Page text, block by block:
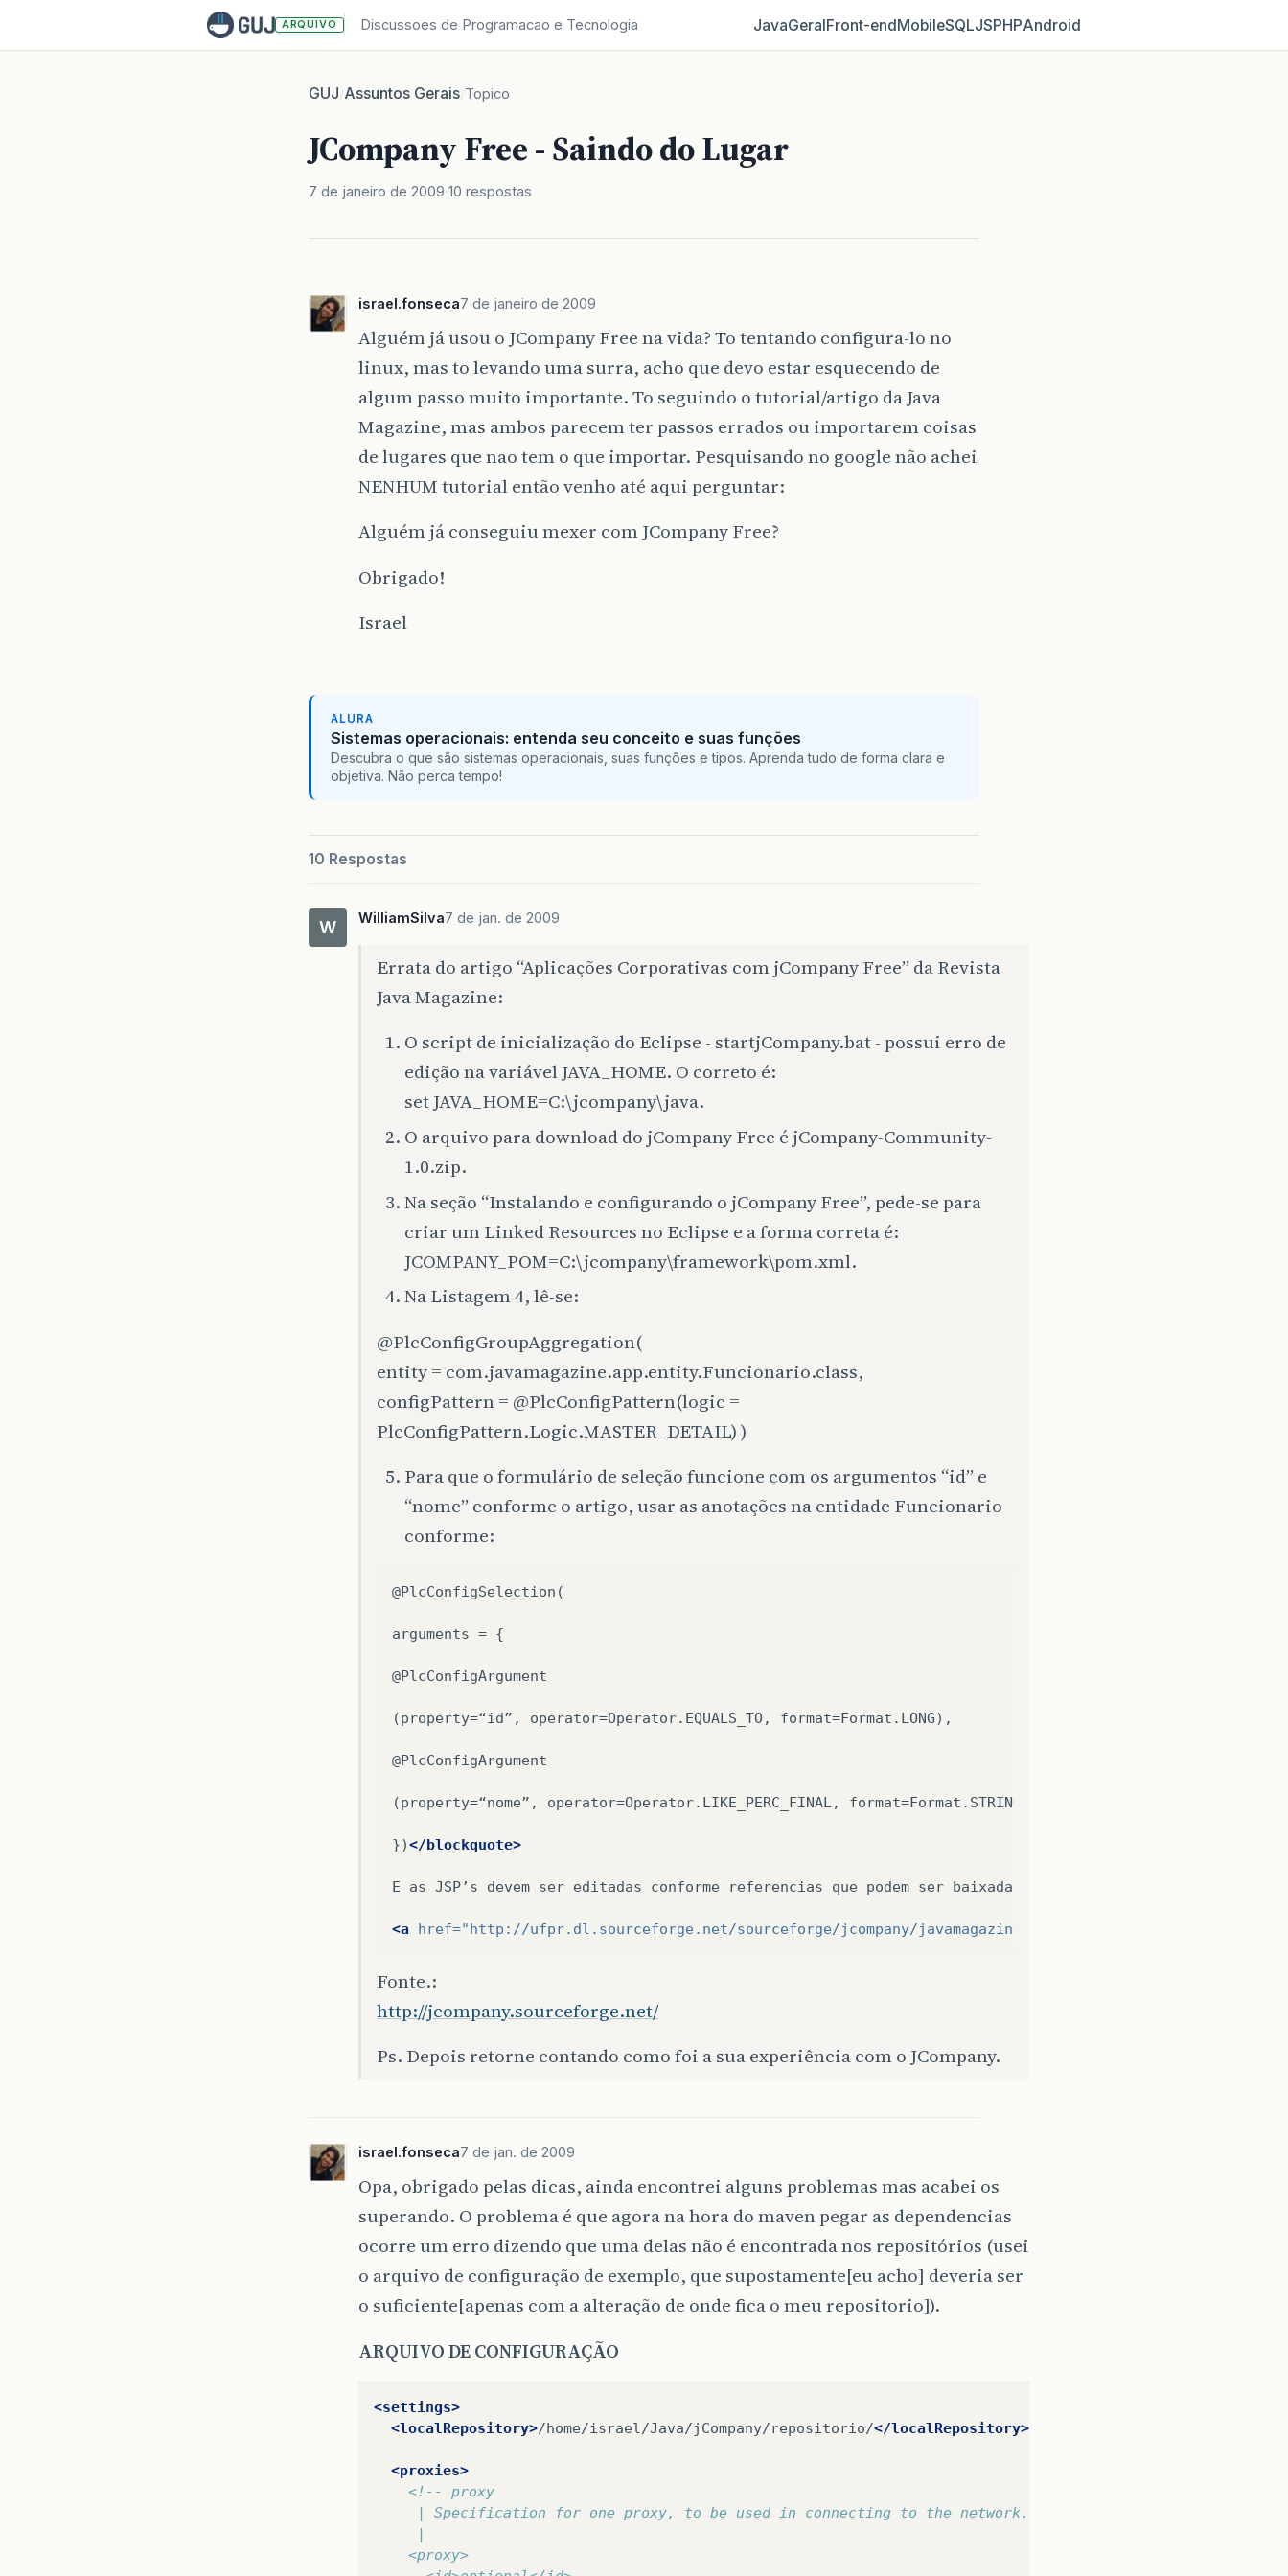
ARQUIVO Discussoes de Programacao e Tecnologia JavaGeralFront‑endMobileSQLJSPHPAndroid
GUJ/Assuntos Gerais/Topico
JCompany Free - Saindo do Lugar
7 de janeiro de 2009 10 respostas
israel.fonseca7 de janeiro de 2009
Alguém já usou o JCompany Free na vida? To tentando configura-lo no
linux, mas to levando uma surra, acho que devo estar esquecendo de
algum passo muito importante. To seguindo o tutorial/artigo da Java
Magazine, mas ambos parecem ter passos errados ou importarem coisas
de lugares que nao tem o que importar. Pesquisando no google não achei
NENHUM tutorial então venho até aqui perguntar:
Alguém já conseguiu mexer com JCompany Free?
Obrigado!
Israel
ALURA
Sistemas operacionais: entenda seu conceito e suas funções
Descubra o que são sistemas operacionais, suas funções e tipos. Aprenda tudo de forma clara e
objetiva. Não perca tempo!
10 Respostas
W WilliamSilva7 de jan. de 2009
Errata do artigo “Aplicações Corporativas com jCompany Free” da Revista
Java Magazine:
O script de inicialização do Eclipse - startjCompany.bat - possui erro de
edição na variável JAVA_HOME. O correto é:
set JAVA_HOME=C:\jcompany\java.
O arquivo para download do jCompany Free é jCompany-Community-
1.0.zip.
Na seção “Instalando e configurando o jCompany Free”, pede-se para
criar um Linked Resources no Eclipse e a forma correta é:
JCOMPANY_POM=C:\jcompany\framework\pom.xml.
Na Listagem 4, lê-se:
@PlcConfigGroupAggregation(
entity = com.javamagazine.app.entity.Funcionario.class,
configPattern = @PlcConfigPattern(logic =
PlcConfigPattern.Logic.MASTER_DETAIL) )
Para que o formulário de seleção funcione com os argumentos “id” e
“nome” conforme o artigo, usar as anotações na entidade Funcionario
conforme:
@PlcConfigSelection(
arguments = {
@PlcConfigArgument
(property=“id”, operator=Operator.EQUALS_TO, format=Format.LONG),
@PlcConfigArgument
(property=“nome”, operator=Operator.LIKE_PERC_FINAL, format=Format.STRING)
})</blockquote>
E as JSP’s devem ser editadas conforme referencias que podem ser baixadas
<a href="http://ufpr.dl.sourceforge.net/sourceforge/jcompany/javamagazine_sample_files.zip"
Fonte.:
http://jcompany.sourceforge.net/
Ps. Depois retorne contando como foi a sua experiência com o JCompany.
israel.fonseca7 de jan. de 2009
Opa, obrigado pelas dicas, ainda encontrei alguns problemas mas acabei os
superando. O problema é que agora na hora do maven pegar as dependencias
ocorre um erro dizendo que uma delas não é encontrada nos repositórios (usei
o arquivo de configuração de exemplo, que supostamente[eu acho] deveria ser
o suficiente[apenas com a alteração de onde fica o meu repositorio]).
ARQUIVO DE CONFIGURAÇÃO
<settings>
<localRepository>/home/israel/Java/jCompany/repositorio/</localRepository>
<proxies>
<!-- proxy
     | Specification for one proxy, to be used in connecting to the network.
     |
    <proxy>